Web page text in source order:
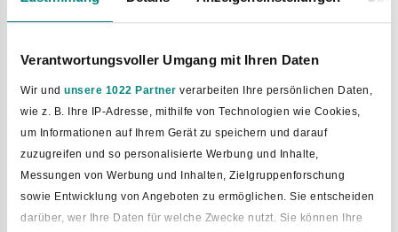
Verantwortungsvoller Umgang mit Ihren Daten
Wir und unsere 1022 Partner verarbeiten Ihre persönlichen Daten,
wie z. B. Ihre IP-Adresse, mithilfe von Technologien wie Cookies,
um Informationen auf Ihrem Gerät zu speichern und darauf
zuzugreifen und so personalisierte Werbung und Inhalte,
Messungen von Werbung und Inhalten, Zielgruppenforschung
sowie Entwicklung von Angeboten zu ermöglichen. Sie entscheiden
darüber, wer Ihre Daten für welche Zwecke nutzt. Sie können Ihre
Träger der Einrichtung:
Verein für heilpädagogische Hilfe Bad Rothenfelde e.V.
49196 Bad Laer
Tel.: 05424 2215-0
Fax: 05424 2215-44
E-Mail:
info@vhph-rothenfelde.de
zurück zur Übersicht